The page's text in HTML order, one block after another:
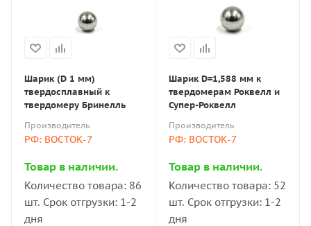
Шарик (D 1 мм)
твердосплавный к
твердомеру Бринелль
Производитель
РФ: ВОСТОК-7
Товар в наличии.
Количество товара: 86
шт. Срок отгрузки: 1-2
дня
Шарик D=1,588 мм к
твердомерам Роквелл и
Супер-Роквелл
Производитель
РФ: ВОСТОК-7
Товар в наличии.
Количество товара: 52
шт. Срок отгрузки: 1-2
дня